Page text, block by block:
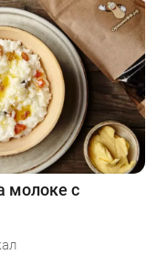
молоке с